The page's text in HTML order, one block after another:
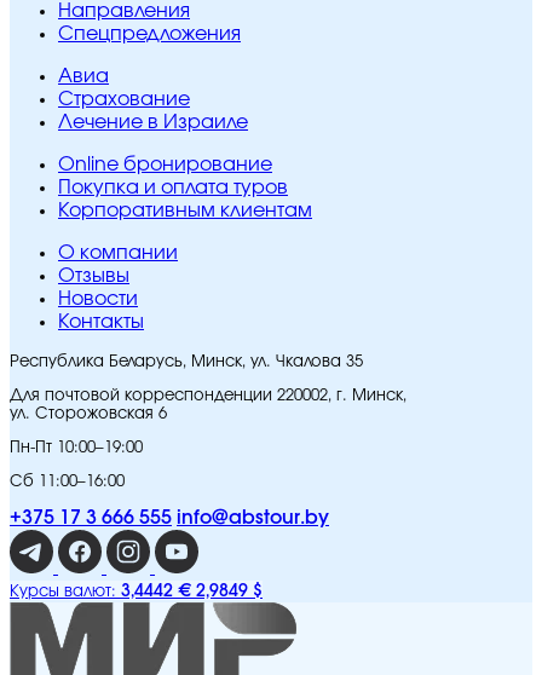
Направления
Спецпредложения
Авиа
Страхование
Лечение в Израиле
Online бронирование
Покупка и оплата туров
Корпоративным клиентам
O компании
Отзывы
Новости
Контакты
Республика Беларусь, Минск, ул. Чкалова 35
Для почтовой корреспонденции 220002, г. Минск,
ул. Сторожовская 6
Пн-Пт 10:00–19:00
Сб 11:00–16:00
+375 17 3 666 555 info@abstour.by
Курсы валют: 3,4442 € 2,9849 $